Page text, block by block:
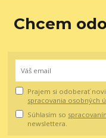
Chcem
Prajem si odoberať
spracovania osobných
Súhlasím so
newslettera.